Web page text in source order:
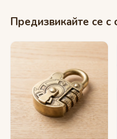
Предизвикайте се с